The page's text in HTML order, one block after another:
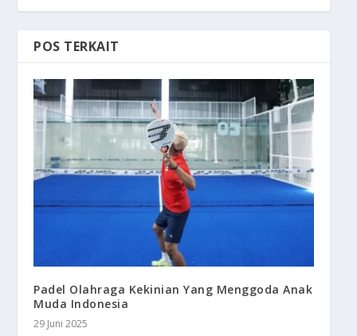
POS TERKAIT
Padel Olahraga Kekinian Yang Menggoda Anak
Muda Indonesia
29 Juni 2025